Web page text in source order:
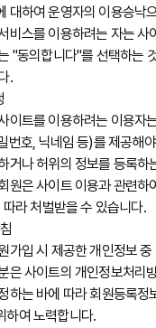
대하여 운영자의 이용승낙
비스를 이용하려는 자는 사
"동의합니다"를 선택하는
.
이트를 이용하려는 이용자
번호, 닉네임 등)를 제공해
거나 허위의 정보를 등록하
원은 사이트 이용과 관련하
라 처벌받을 수 있습니다.
가입 시 제공한 개인정보
은 사이트의 개인정보처리
하는 바에 따라 회원등록정
하여 노력합니다.